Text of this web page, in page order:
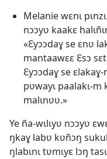
Melanie wɛnɩ
nɔɔyʋ kaakɛ
«Ɛyɔɔdaɣ se ɛnʋ
mantaawɛɛ Ɛsɔ
Ɛyɔɔdaɣ se
pʋwayɩ paalakɩ-m
malɩnʋʋ.»
Ye ña-wɩlɩyʋ nɔɔyʋ
ŋkaɣ labʋ kʋñɔŋ
ŋlabɩnɩ tʋmɩyɛ lɔŋ